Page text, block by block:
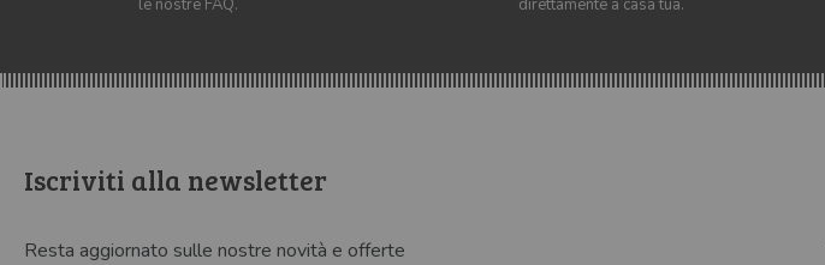
le nostre FAQ.
direttamente a casa tua.
Iscriviti alla newsletter
Resta aggiornato sulle nostre novità e offerte